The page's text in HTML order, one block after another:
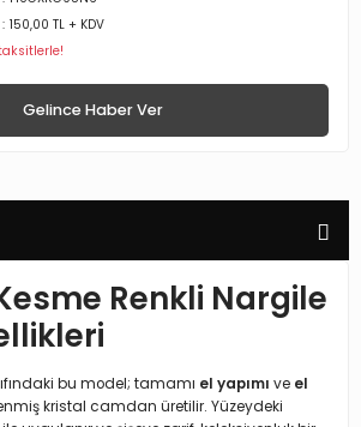
150,00 TL + KDV
Gelince Haber Ver
Renkli Nargile
bu model; tamamı el yapımı ve el
kristal camdan üretilir. Yüzeydeki